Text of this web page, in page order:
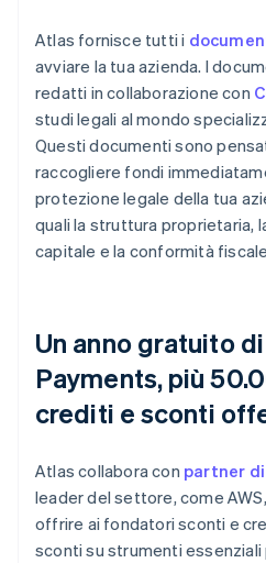
Atlas fornisce tutti i
avviare la tua azienda. I
redatti in collaborazione con
studi legali al mondo
Questi documenti sono
raccogliere fondi
protezione legale della tua
quali la struttura proprietaria,
capitale e la conformità
Un anno gratuito
Payments, più
crediti e sconti
Atlas collabora con partner
leader del settore, come
offrire ai fondatori sconti e
sconti su strumenti